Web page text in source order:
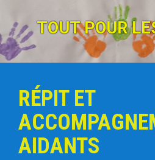
l
e
r
TOUT POUR
RÉPIT ET
AIDANTS